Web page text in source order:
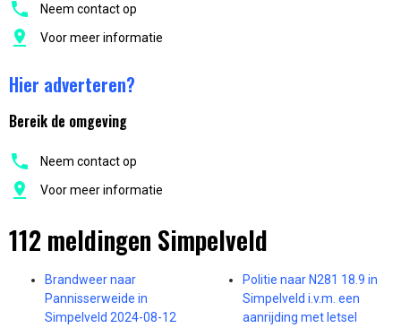
Neem contact op
Voor meer informatie
Hier adverteren?
Bereik de omgeving
Neem contact op
Voor meer informatie
112 meldingen Simpelveld
Brandweer naar
Pannisserweide in
Simpelveld 2024-08-12
Politie naar N281 18.9 in
Simpelveld i.v.m. een
aanrijding met letsel